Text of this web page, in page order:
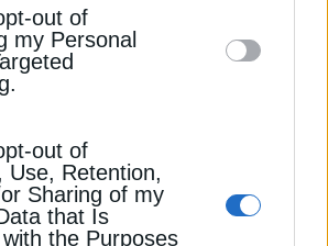
third parties.
out of
my Personal
out of
Use, Retention,
Sharing of my
that Is
the Purposes
αναμένεται να συνεχίσουν να
εισιτήρια και να
κίνδυνο ακυρώσεων και
πτήσεις τους.
πτήσεων εν μέσω φόβου για